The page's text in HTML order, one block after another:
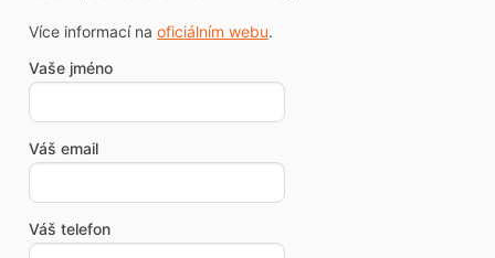
Více informací na oficiálním webu.
Vaše jméno
Váš email
Váš telefon